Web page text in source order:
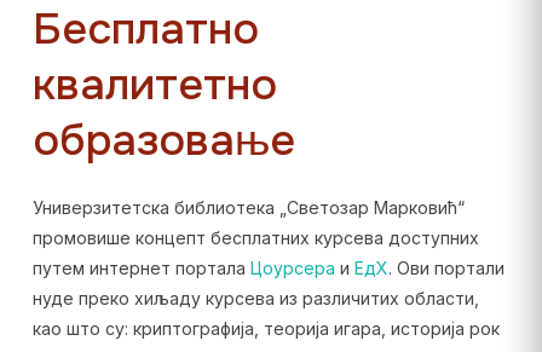
Бесплатно
квалитетно
образовање
Универзитетска библиотека „Светозар Марковић“
промовише концепт бесплатних курсева доступних
путем интернет портала Цоурсера и ЕдX. Ови портали
нуде преко хиљаду курсева из различитих области,
као што су: криптографија, теорија игара, историја рок